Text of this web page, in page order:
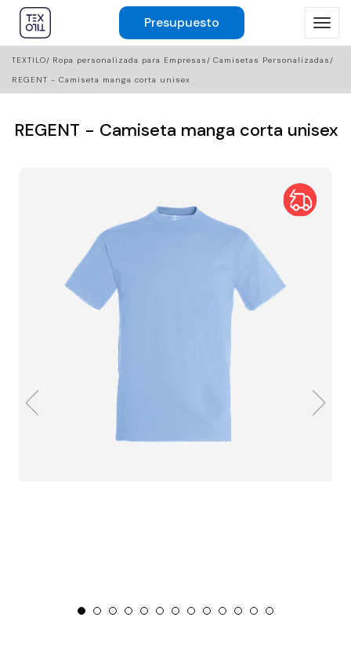
Presupuesto
TEXTILO Ropa personalizada para Empresas
Camisetas Personalizadas
REGENT - Camiseta manga corta unisex
REGENT - Camiseta manga corta unisex